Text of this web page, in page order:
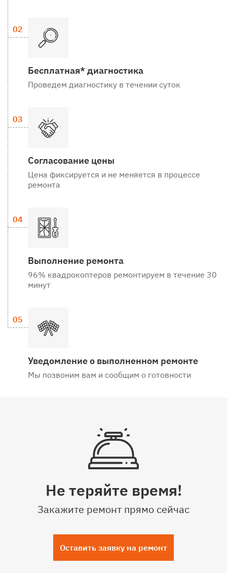
Бесплатная* диагностика
Проведем диагностику в течении суток
Согласование цены
Цена фиксируется и не меняется в процессе
ремонта
Выполнение ремонта
96% квадрокоптеров ремонтируем в течение 30
минут
Уведомление о выполненном ремонте
Мы позвоним вам и сообщим о готовности
Не теряйте время!
Закажите ремонт прямо сейчас
Оставить заявку на ремонт